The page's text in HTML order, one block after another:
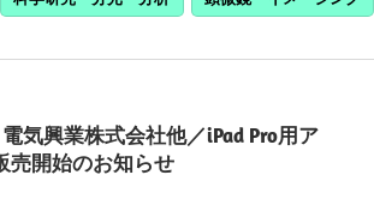
電気興業株式会社他／iPad Pro用ア
売開始のお知らせ